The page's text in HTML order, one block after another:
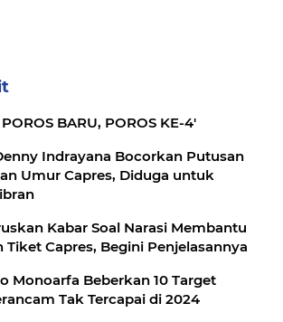
BARU, POROS KE-4'
Indrayana Bocorkan Putusan
Umur Capres, Diduga untuk
Kabar Soal Narasi Membantu
Tiket Capres, Begini Penjelasannya
Monoarfa Beberkan 10 Target
Tak Tercapai di 2024